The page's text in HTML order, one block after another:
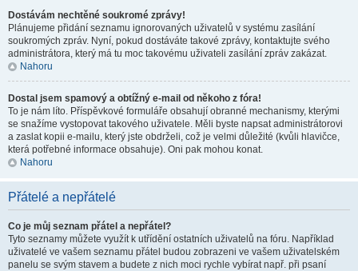
Dostávám nechtěné soukromé zprávy!
Plánujeme přidání seznamu ignorovaných uživatelů v systému zasílání
soukromých zpráv. Nyní, pokud dostáváte takové zprávy, kontaktujte svého
administrátora, který má tu moc takovému uživateli zasílání zpráv zakázat.
Nahoru
Dostal jsem spamový a obtížný e-mail od někoho z fóra!
To je nám líto. Příspěvkové formuláře obsahují obranné mechanismy, kterými
se snažíme vystopovat takového uživatele. Měli byste napsat administrátorovi
a zaslat kopii e-mailu, který jste obdrželi, což je velmi důležité (kvůli hlavičce,
která potřebné informace obsahuje). Oni pak mohou konat.
Nahoru
Přátelé a nepřátelé
Co je můj seznam přátel a nepřátel?
Tyto seznamy můžete využít k utřídění ostatních uživatelů na fóru. Například
uživatelé ve vašem seznamu přátel budou zobrazeni ve vašem uživatelském
panelu se svým stavem a budete z nich moci rychle vybírat např. při psaní